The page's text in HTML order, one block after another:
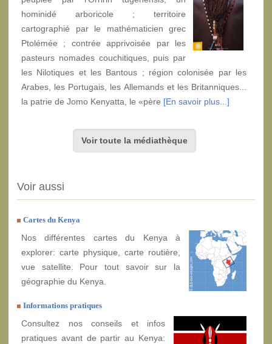
hominidé arboricole ; territoire
cartographié par le mathématicien grec
Ptolémée ; contrée apprivoisée par les
pasteurs nomades couchitiques, puis par
les Nilotiques et les Bantous ; région colonisée par les
Arabes, les Portugais, les Allemands et les Britanniques...
la patrie de Jomo Kenyatta, le «père [En savoir plus...]
Voir toute la médiathèque
Voir aussi
Cartes du Kenya
Nos différentes cartes du Kenya à
explorer: carte physique, carte routière,
vue satellite. Pour tout savoir sur la
géographie du Kenya.
Informations pratiques
Consultez nos conseils et infos
pratiques avant de partir au Kenya: